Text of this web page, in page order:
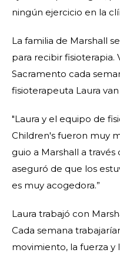
ningún ejercicio en la
La familia de Marshall
para recibir fisioterapia.
Sacramento cada
fisioterapeuta Laura
"Laura y el equipo de
Children's fueron muy
guio a Marshall a través
aseguró de que los
es muy acogedora.”
Laura trabajó con
Cada semana
movimiento, la fuerza y